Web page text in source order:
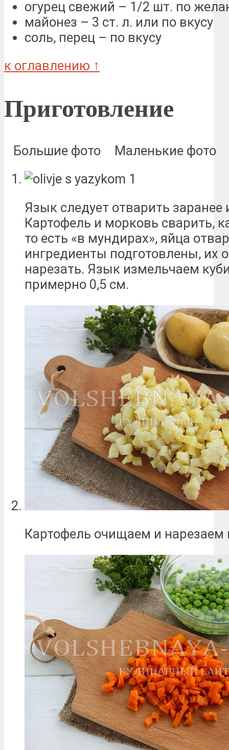
огурец свежий – 1/2 шт. по
майонез – 3 ст. л. или по вкусу
соль, перец – по вкусу
к оглавлению ↑
Приготовление
Большие фото Маленькие фото
Язык следует отварить
Картофель и морковь сварить,
то есть «в мундирах», яйца
ингредиенты подготовлены, их
нарезать. Язык измельчаем
примерно 0,5 см.
Картофель очищаем и